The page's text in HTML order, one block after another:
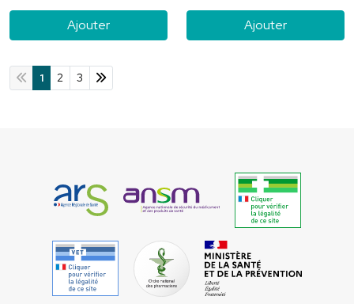
Ajouter Ajouter
1 2 3